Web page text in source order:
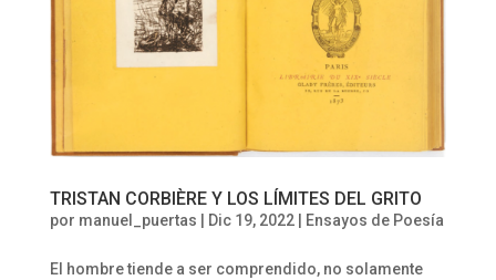
TRISTAN CORBIÈRE Y LOS LÍMITES DEL GRITO
por manuel_puertas Dic 19, 2022| Ensayos de Poesía
El hombre tiende a ser comprendido, no solamente